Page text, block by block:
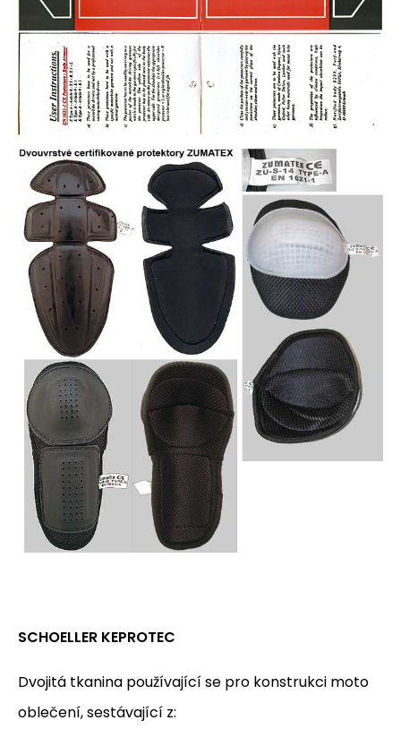
SCHOELLER KEPROTEC
Dvojitá tkanina používající se pro konstrukci moto
oblečení, sestávající z: